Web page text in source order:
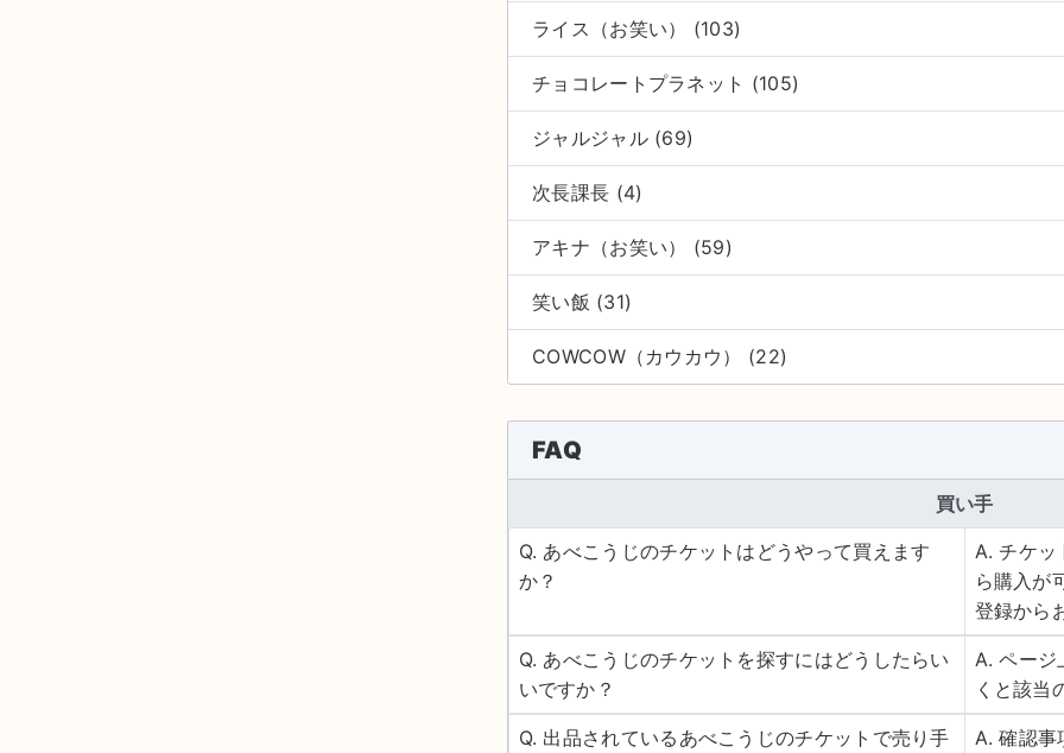
ライス（お笑い） (103)
チョコレートプラネット (105)
ジャルジャル (69)
次長課長 (4)
アキナ（お笑い） (59)
笑い飯 (31)
COWCOW（カウカウ） (22)
FAQ
買い手
Q. あべこうじのチケットはどうやって買えます
か？
A. チケッ
ら購入が
登録から
Q. あべこうじのチケットを探すにはどうしたらい
いですか？
A. ページ
くと該当
Q. 出品されているあべこうじのチケットで売り手
A. 確認事